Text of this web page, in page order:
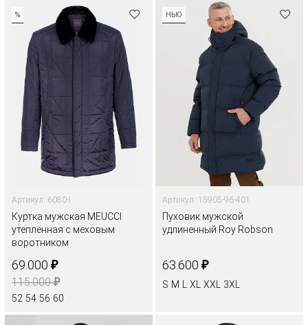
%
Артикул: 6080-I
Куртка мужская MEUCCI
утеплённая с меховым
воротником
69.000 ₽
115.000₽
52 54 56 60
НЬЮ
Артикул: 15905-96-401
Пуховик мужской
удлиненный Roy Robson
63.600 ₽
S M XL XXL 3XL